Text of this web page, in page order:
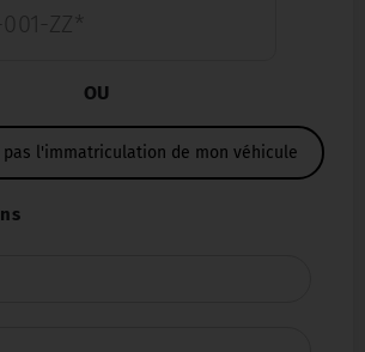
OU
pas l'immatriculation de mon véhicule